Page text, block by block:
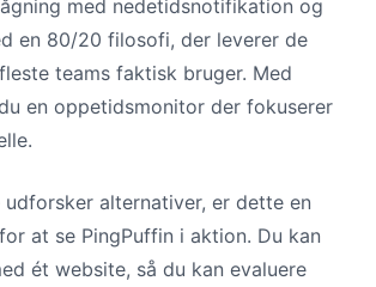
med nedetidsnotifikation og
en 80/20 filosofi, der leverer de
teams faktisk bruger. Med
en oppetidsmonitor der fokuserer
udforsker alternativer, er dette en
at se PingPuffin i aktion. Du kan
ét website, så du kan evaluere